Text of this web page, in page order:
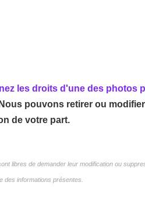
les droits d'une des photos
pouvons retirer ou
de votre part.
libres de demander leur modification ou
des informations présentes.